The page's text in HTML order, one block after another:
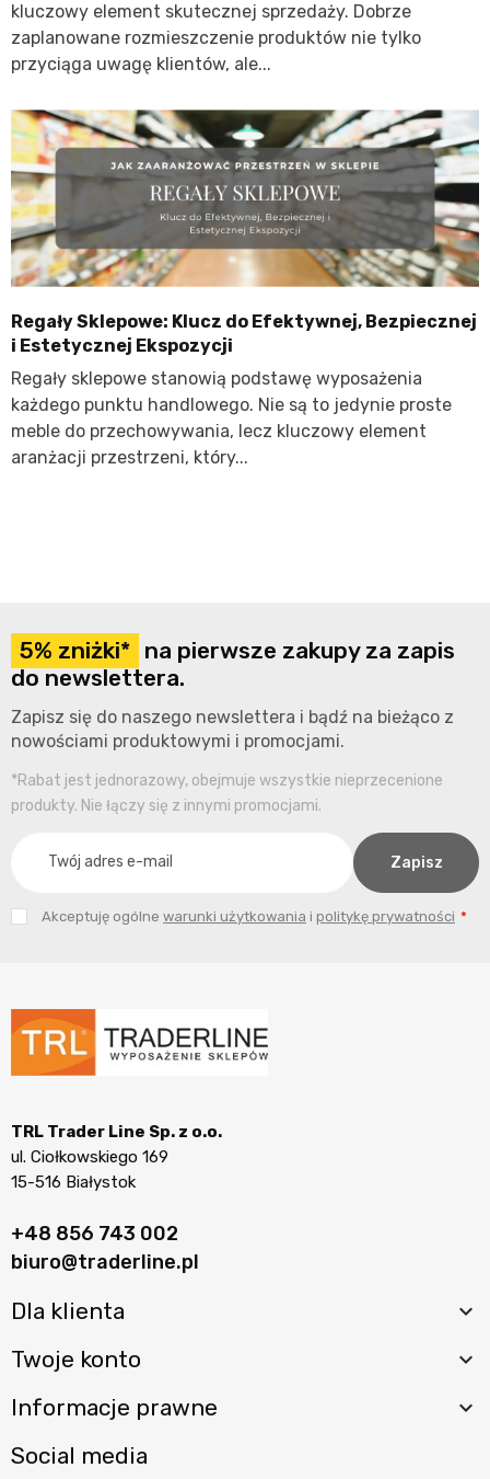
kluczowy element skutecznej sprzedaży. Dobrze
zaplanowane rozmieszczenie produktów nie tylko
przyciąga uwagę klientów, ale...
Regały Sklepowe: Klucz do Efektywnej, Bezpiecznej
i Estetycznej Ekspozycji
Regały sklepowe stanowią podstawę wyposażenia
każdego punktu handlowego. Nie są to jedynie proste
meble do przechowywania, lecz kluczowy element
aranżacji przestrzeni, który...
5% zniżki* na pierwsze zakupy za zapis
do newslettera.
Zapisz się do naszego newslettera i bądź na bieżąco z
nowościami produktowymi i promocjami.
*Rabat jest jednorazowy, obejmuje wszystkie nieprzecenione
produkty. Nie łączy się z innymi promocjami.
Akceptuję ogólne warunki użytkowania i politykę prywatności
TRL Trader Line Sp. z o.o.
ul. Ciołkowskiego 169
15-516 Białystok
+48 856 743 002
biuro@traderline.pl
Dla klienta 
Twoje konto 
Informacje prawne 
Social media